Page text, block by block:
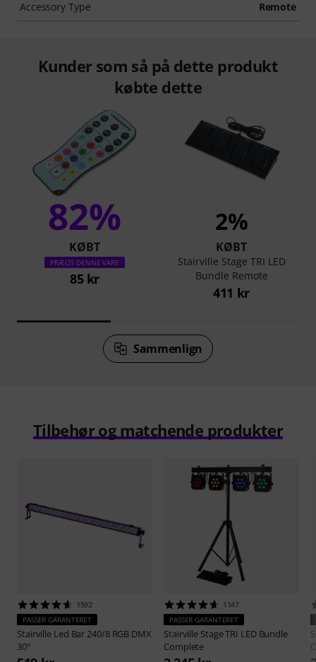
Accessory Type Remote
Kunder som så på dette produkt
købte dette
82%
KØBT
PRÆCIS DENNE VARE
85 kr
2%
KØBT
Stairville Stage TRI LED
Bundle Remote
411 kr
Sammenlign
Tilbehør og matchende produkter
1592
PASSER GARANTERET
Stairville Led Bar 240/8 RGB DMX
30°
1147
PASSER GARANTERET
Stairville Stage TRI LED Bundle
Complete